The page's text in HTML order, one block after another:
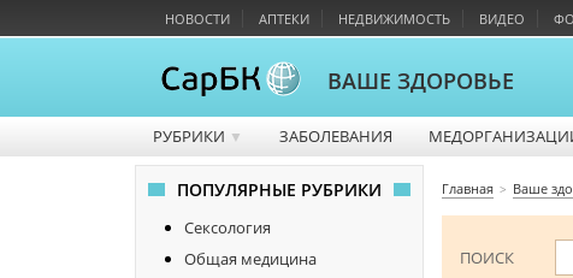
НОВОСТИ АПТЕКИ НЕДВИЖИМОСТЬ ВИДЕО
ВАШЕ ЗДОРОВЬЕ
РУБРИКИ ▼ ЗАБОЛЕВАНИЯ
ПОПУЛЯРНЫЕ РУБРИКИ
Сексология
Общая медицина
Главная Ваше
ПОИСК